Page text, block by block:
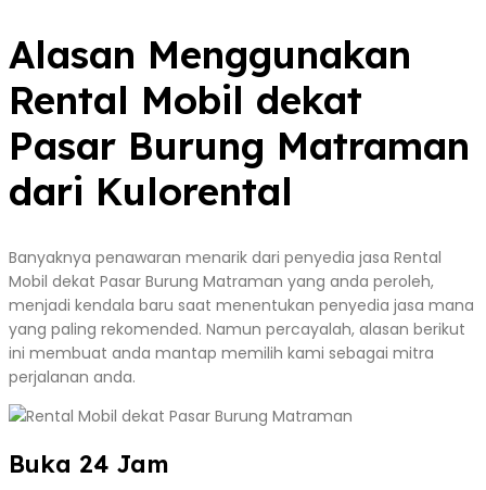
Alasan Menggunakan
Rental Mobil dekat
Pasar Burung Matraman
dari Kulorental
Banyaknya penawaran menarik dari penyedia jasa Rental
Mobil dekat Pasar Burung Matraman yang anda peroleh,
menjadi kendala baru saat menentukan penyedia jasa mana
yang paling rekomended. Namun percayalah, alasan berikut
ini membuat anda mantap memilih kami sebagai mitra
perjalanan anda.
Buka 24 Jam